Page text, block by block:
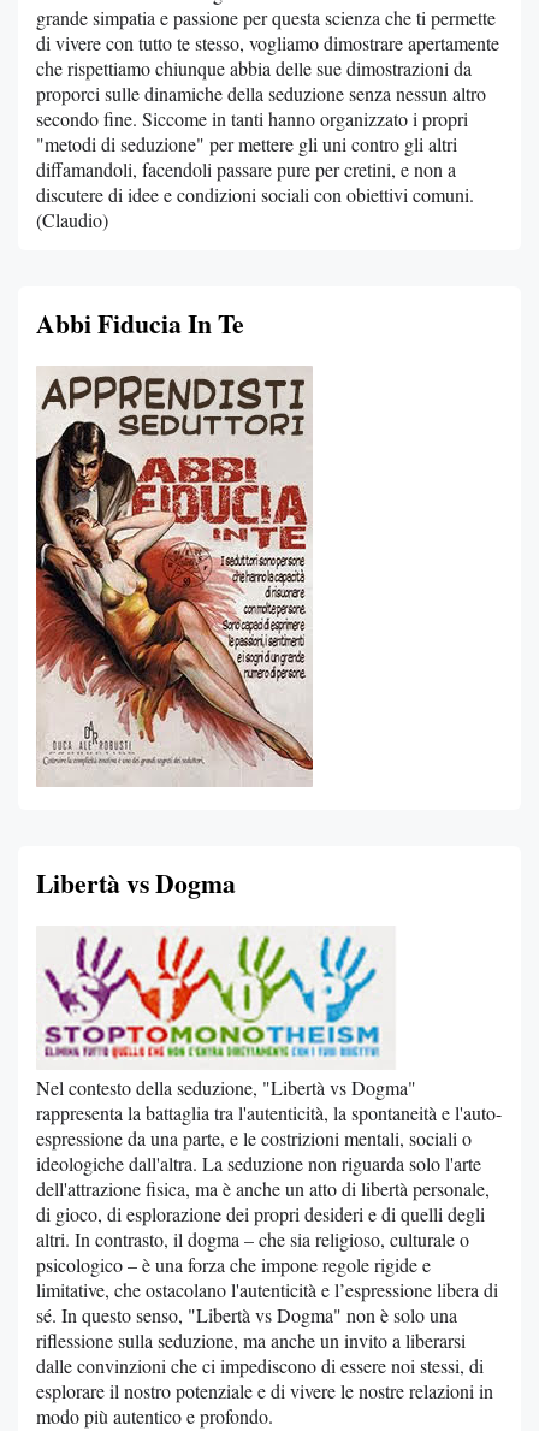
grande simpatia e passione per questa scienza che ti permette
di vivere con tutto te stesso, vogliamo dimostrare apertamente
che rispettiamo chiunque abbia delle sue dimostrazioni da
proporci sulle dinamiche della seduzione senza nessun altro
secondo fine. Siccome in tanti hanno organizzato i propri
"metodi di seduzione" per mettere gli uni contro gli altri
diffamandoli, facendoli passare pure per cretini, e non a
discutere di idee e condizioni sociali con obiettivi comuni.
(Claudio)
Abbi Fiducia In Te
Libertà vs Dogma
Nel contesto della seduzione, "Libertà vs Dogma"
rappresenta la battaglia tra l'autenticità, la spontaneità e l'auto-
espressione da una parte, e le costrizioni mentali, sociali o
ideologiche dall'altra. La seduzione non riguarda solo l'arte
dell'attrazione fisica, ma è anche un atto di libertà personale,
di gioco, di esplorazione dei propri desideri e di quelli degli
altri. In contrasto, il dogma – che sia religioso, culturale o
psicologico – è una forza che impone regole rigide e
limitative, che ostacolano l'autenticità e l’espressione libera di
sé. In questo senso, "Libertà vs Dogma" non è solo una
riflessione sulla seduzione, ma anche un invito a liberarsi
dalle convinzioni che ci impediscono di essere noi stessi, di
esplorare il nostro potenziale e di vivere le nostre relazioni in
modo più autentico e profondo.